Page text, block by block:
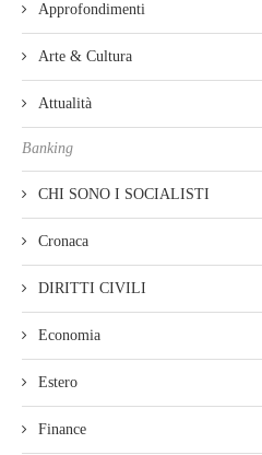
Approfondimenti
Arte & Cultura
Attualità
Banking
CHI SONO I SOCIALISTI
Cronaca
DIRITTI CIVILI
Economia
Estero
Finance